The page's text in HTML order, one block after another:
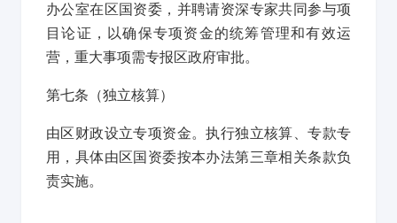
办公室在区国资委，并聘请资深专家共同参与项
目论证，以确保专项资金的统筹管理和有效运
营，重大事项需专报区政府审批。
第七条 （独立核算）
由区财政设立专项资金。执行独立核算、专款专
用，具体由区国资委按本办法第三章相关条款负
责实施。